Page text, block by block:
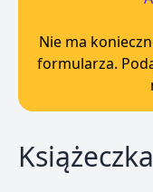
Nie ma
formularza.
Książeczka